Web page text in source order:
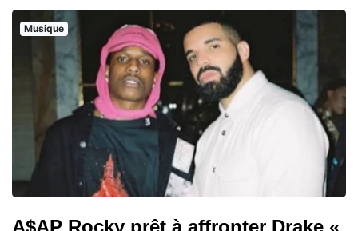
Musique
A$AP Rocky prêt à affronter Drake «